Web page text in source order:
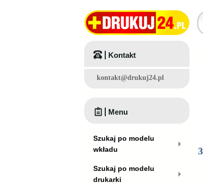
Kontakt
kontakt@drukuj24.pl
Menu
Szukaj po modelu
wkładu
Szukaj po modelu
drukarki